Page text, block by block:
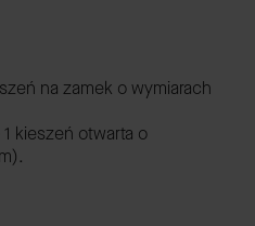
na zamek o wymiarach
kieszeń otwarta o